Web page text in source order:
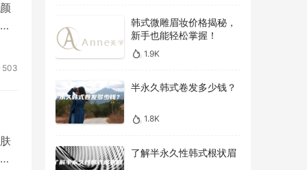
503
韩式微雕眉妆价格揭秘，
新手也能轻松掌握！
1.9K
半永久韩式卷发多少钱？
1.8K
了解半永久性韩式根状眉